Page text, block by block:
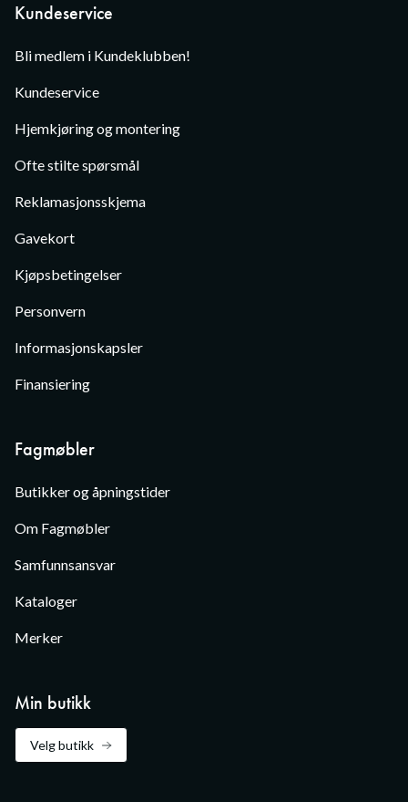
Kundeservice
Bli medlem i Kundeklubben!
Kundeservice
Hjemkjøring og montering
Ofte stilte spørsmål
Reklamasjonsskjema
Gavekort
Kjøpsbetingelser
Personvern
Informasjonskapsler
Finansiering
Fagmøbler
Butikker og åpningstider
Om Fagmøbler
Samfunnsansvar
Kataloger
Merker
Min butikk
Velg butikk